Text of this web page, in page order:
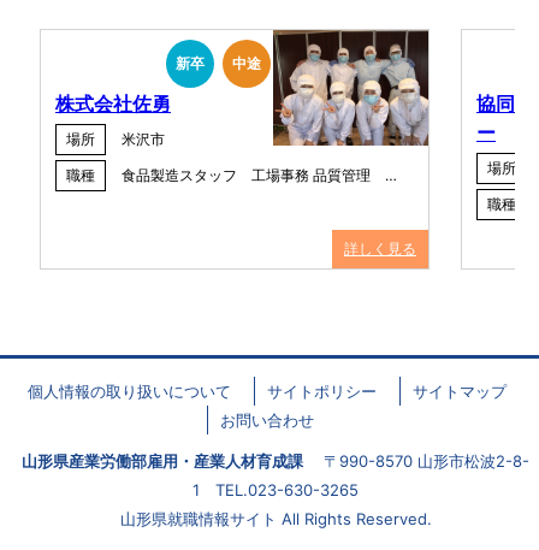
新卒 中途
株式会社佐勇
場所
米沢市
職種
食品製造スタッフ 工場事務 品質管理 …
詳しく見る
協同組
ー
場所
職種
個人情報の取り扱いについて サイトポリシー
サイトマップ
お問い合わせ
山形県産業労働部雇用・産業人材育成課 〒990-8570 山形市松波2-8-
1 TEL.023-630-3265
山形県就職情報サイト All Rights Reserved.